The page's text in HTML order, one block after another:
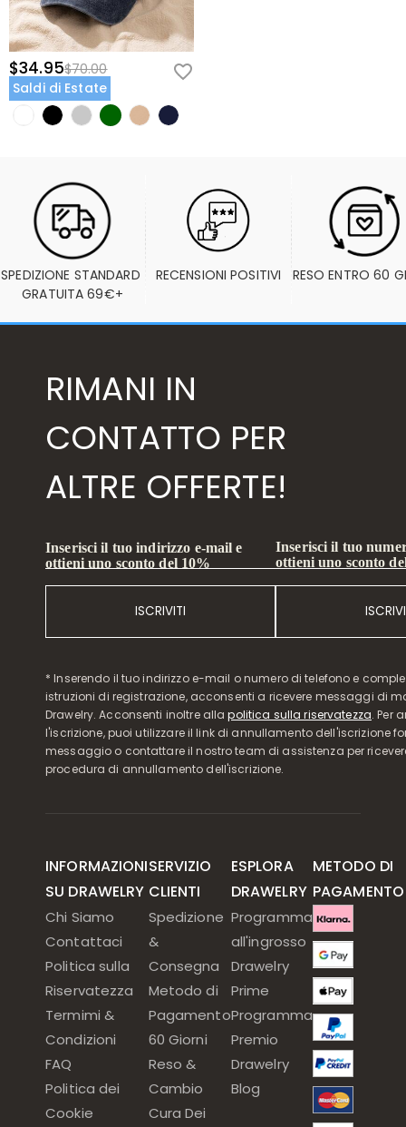
$34.95$70.00
Saldi di Estate
SPEDIZIONE STANDARD
GRATUITA 69€+
RECENSIONI POSITIVI RESO ENTRO 60
RIMANI IN
CONTATTO PER
ALTRE OFFERTE!
Inserisci il tuo indirizzo e-mail e
ottieni uno sconto del 10%
ISCRIVITI
Inserisci il tuo
ottieni uno sconto
* Inserendo il tuo indirizzo e-mail o numero di telefono e
istruzioni di registrazione, acconsenti a ricevere messaggi di
Drawelry. Acconsenti inoltre allapolitica sulla riservatezza. Per
l'iscrizione, puoi utilizzare il link di annullamento dell'iscrizione
messaggio o contattare il nostro team di assistenza per
procedura di annullamento dell'iscrizione.
INFORMAZIONI
SU DRAWELRY
Chi Siamo
Contattaci
Politica sulla
Riservatezza
Termimi &
Condizioni
FAQ
Politica dei
Cookie
SERVIZIO
CLIENTI
Spedizione
&
Consegna
Metodo di
Pagamento
60 Giorni
Reso &
Cambio
Cura Dei
ESPLORA
DRAWELRY
Programma
all'ingrosso
Drawelry
Prime
Programma
Premio
Drawelry
Blog
METODO DI
PAGAMENTO